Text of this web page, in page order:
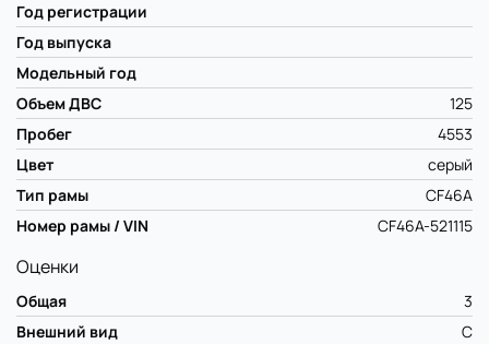
Год регистрации
Год выпуска
Модельный год
Объем ДВС
125
Пробег
4553
Цвет
серый
Тип рамы
CF46A
Номер рамы / VIN
CF46A-521115
Оценки
Общая
3
Внешний вид
C